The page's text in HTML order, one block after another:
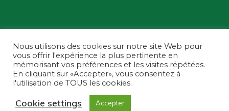
Fédération Nationale des Mourides de
France ©2022 - Tous droits réservés
Nous utilisons des cookies sur notre site Web pour
vous offrir l'expérience la plus pertinente en
mémorisant vos préférences et les visites répétées.
En cliquant sur «Accepter», vous consentez à
l'utilisation de TOUS les cookies.
Cookie settings Accepter